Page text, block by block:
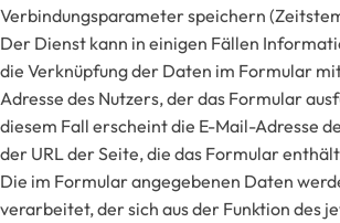
Verbindungsparameter speichern
Der Dienst kann in einigen Fällen
die Verknüpfung der Daten im Formular
Adresse des Nutzers, der das Formular
diesem Fall erscheint die E-Mail-Adresse
der URL der Seite, die das Formular
Die im Formular angegebenen Daten
verarbeitet, der sich aus der Funktion des